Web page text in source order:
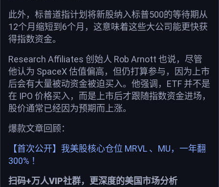
此外，标普道指计划将新股纳入标普500的等待期从
12个月缩短到6个月，这意味着这些大公司能更快获
得指数资金。
Research Affiliates 创始人 Rob Arnott 也说，尽管
他认为 SpaceX 估值偏高，但仍打算参与，因为上市
后会有大量被动资金被迫买入。他强调，ETF 并不是
在 IPO 价格买入，而是上市后才跟随指数资金进场，
股价通常已经因为预期而上涨。
爆款文章回顾：
【首次公开】我美股核心仓位 MRVL 、MU，一年翻
300% ！
扫码+万人VIP社群，更深度的美国市场分析